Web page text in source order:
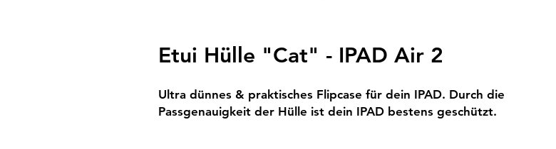
Etui Hülle "Cat" - IPAD Air 2
Ultra dünnes & praktisches Flipcase für dein IPAD. Durch die
Passgenauigkeit der Hülle ist dein IPAD bestens geschützt.